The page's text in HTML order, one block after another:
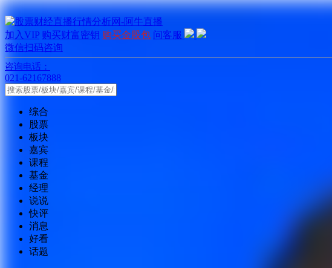
加入VIP 购买财富密钥 购买金股包 问客服
微信扫码咨询
咨询电话：
021-62167888
综合
股票
板块
嘉宾
课程
基金
经理
说说
快评
消息
好看
话题